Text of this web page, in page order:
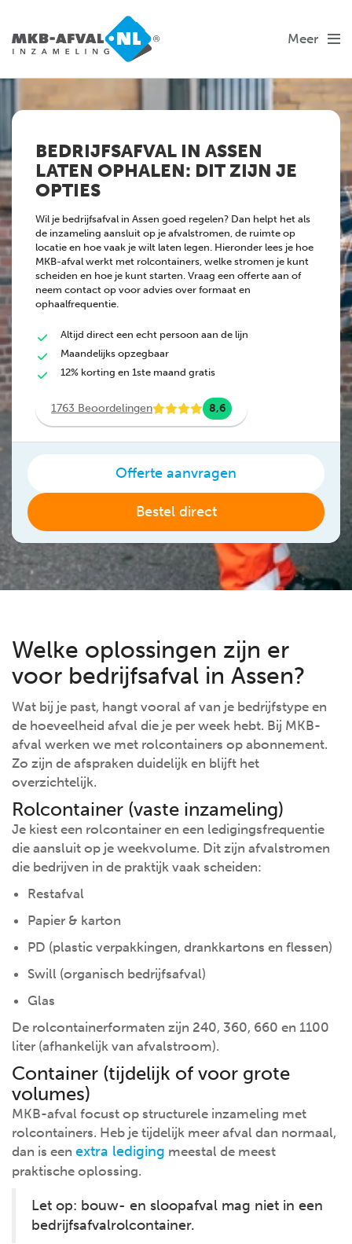
Meer
BEDRIJFSAFVAL IN ASSEN
LATEN OPHALEN: DIT ZIJN JE
OPTIES
Wil je bedrijfsafval in Assen goed regelen? Dan helpt het als
de inzameling aansluit op je afvalstromen, de ruimte op
locatie en hoe vaak je wilt laten legen. Hieronder lees je hoe
MKB-afval werkt met rolcontainers, welke stromen je kunt
scheiden en hoe je kunt starten. Vraag een offerte aan of
neem contact op voor advies over formaat en
ophaalfrequentie.
Altijd direct een echt persoon aan de lijn
Maandelijks opzegbaar
12% korting en 1ste maand gratis
1763 Beoordelingen 8,6
Offerte aanvragen
Bestel direct
Welke oplossingen zijn er
voor bedrijfsafval in Assen?
Wat bij je past, hangt vooral af van je bedrijfstype en
de hoeveelheid afval die je per week hebt. Bij MKB-
afval werken we met rolcontainers op abonnement.
Zo zijn de afspraken duidelijk en blijft het
overzichtelijk.
Rolcontainer (vaste inzameling)
Je kiest een rolcontainer en een ledigingsfrequentie
die aansluit op je weekvolume. Dit zijn afvalstromen
die bedrijven in de praktijk vaak scheiden:
Restafval
Papier & karton
PD (plastic verpakkingen, drankkartons en flessen)
Swill (organisch bedrijfsafval)
Glas
De rolcontainerformaten zijn 240, 360, 660 en 1100
liter (afhankelijk van afvalstroom).
Container (tijdelijk of voor grote
volumes)
MKB-afval focust op structurele inzameling met
rolcontainers. Heb je tijdelijk meer afval dan normaal,
dan is een extra lediging meestal de meest
praktische oplossing.
Let op: bouw- en sloopafval mag niet in een
bedrijfsafvalrolcontainer.